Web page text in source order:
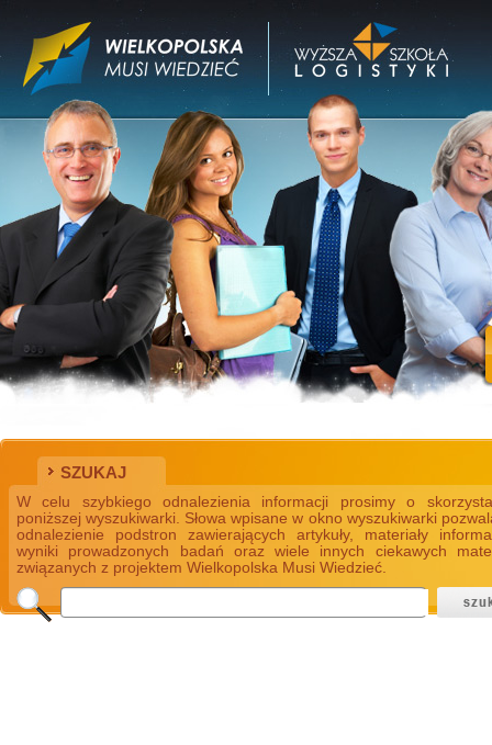
SZUKAJ
W celu szybkiego odnalezienia informacji prosimy o
poniższej wyszukiwarki. Słowa wpisane w okno wyszukiwarki
odnalezienie podstron zawierających artykuły, materiały
wyniki prowadzonych badań oraz wiele innych ciekawych
związanych z projektem Wielkopolska Musi Wiedzieć.